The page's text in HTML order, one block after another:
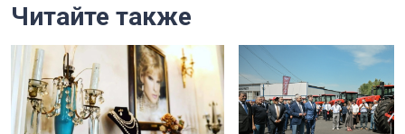
Читайте также